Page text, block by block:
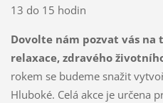
13 do 15 hodin
Dovolte nám pozvat vás
relaxace, zdravého
rokem se budeme snažit
Hluboké. Celá akce je určena